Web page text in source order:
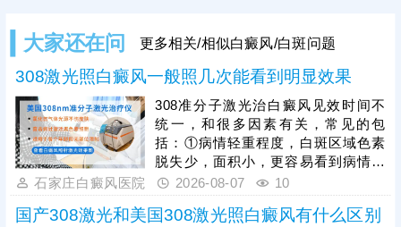
大家还在问 更多相关/相似白癜风/白斑问题
308激光照白癜风一般照几次能看到明显效果
308准分子激光治白癜风见效时间不
统一，和很多因素有关，常见的包
括：①病情轻重程度，白斑区域色素
脱失少，面积小，更容易看到病情好
转;若是色素脱失多，白斑面积大，治
疗见效所需时间更长;②白斑所在部
位，白斑位于头面部、躯干等部位较
石家庄白癜风医院 2026-08-07 10
国产308激光和美国308激光照白癜风有什么区别